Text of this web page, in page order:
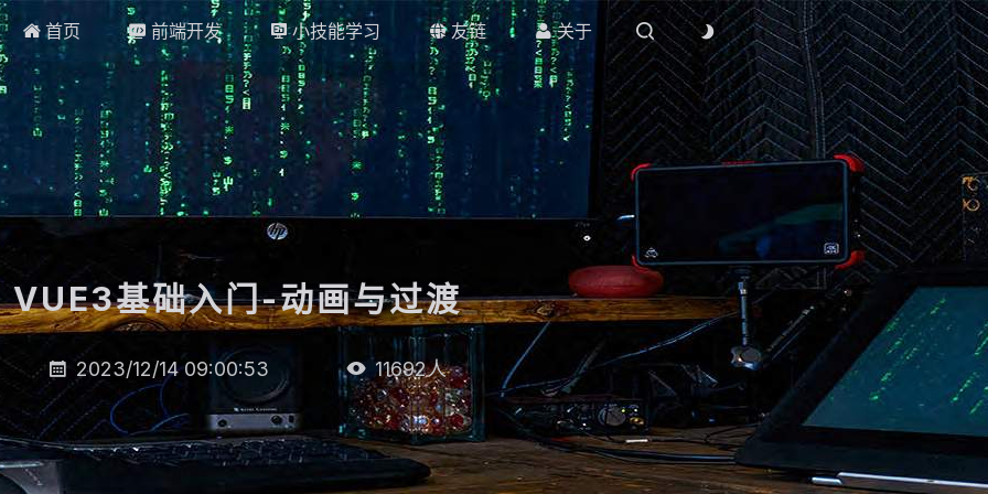
 首页  前端开发  小技能学习  友链  关于  
VUE3基础入门-动画与过渡_
 2023/12/14 09:00:53  11692人